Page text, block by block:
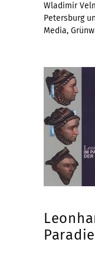
Wladimir
Petersburg
Media,